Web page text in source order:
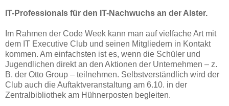
IT-Professionals für den IT-Nachwuchs an der Alster.
Im Rahmen der Code Week kann man auf vielfache Art mit
dem IT Executive Club und seinen Mitgliedern in Kontakt
kommen. Am einfachsten ist es, wenn die Schüler und
Jugendlichen direkt an den Aktionen der Unternehmen – z.
B. der Otto Group – teilnehmen. Selbstverständlich wird der
Club auch die Auftaktveranstaltung am 6.10. in der
Zentralbibliothek am Hühnerposten begleiten.